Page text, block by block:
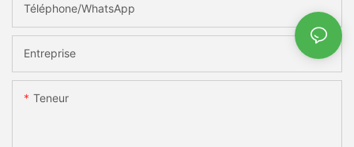
Téléphone/WhatsApp
Entreprise
Teneur